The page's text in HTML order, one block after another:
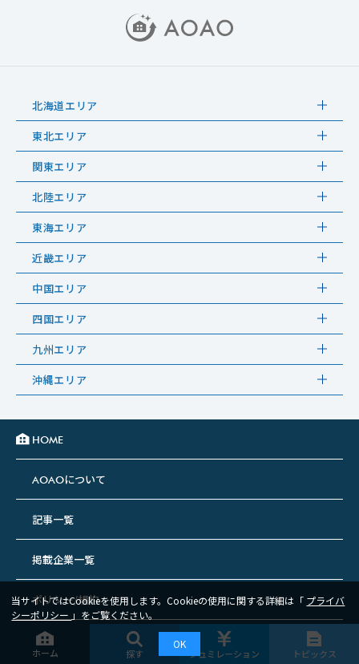
北海道エリア
東北エリア
関東エリア
北陸エリア
東海エリア
近畿エリア
中国エリア
四国エリア
九州エリア
沖縄エリア
HOME
AOAOについて
記事一覧
掲載企業一覧
ポリシー/規約
©2022 AOAO All Rights Reserved.
ホーム 探す シュミレーション トピックス
当サイトではCookieを使用します。Cookieの使用に関する詳細は「 プライバ
シーポリシー 」をご覧ください。
OK